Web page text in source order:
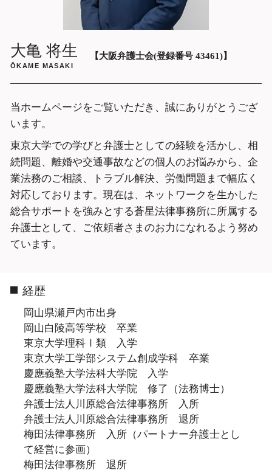
企業法務 弁護士 相談 大阪府
刑事事件 弁護士 相談 大阪市中央区
大亀 将生
ŌKAME MASAKI
【大阪弁護士会(登録番号 43461)】
当ホームページをご覧いただき、誠にありがとうござ
います。
東京大学での学びと弁護士としての経験を活かし、相
続問題、離婚や交通事故などの個人のお悩みから、企
業法務のご相談、トラブル解決、労働問題まで幅広く
対応しております。現在は、ネットワークを生かした
総合サポートを強みとする蒼星法律事務所に所属する
弁護士として、ご依頼者さまのお力になれるよう努め
ています。
経歴
岡山県瀬戸内市出身
岡山白陵高等学校 卒業
東京大学理科Ⅰ類 入学
東京大学工学部システム創成学科 卒業
慶應義塾大学法科大学院 入学
慶應義塾大学法科大学院 修了（法務博士）
弁護士法人川原総合法律事務所 入所
弁護士法人川原総合法律事務所 退所
梅田法律事務所 入所（パートナー弁護士とし
て経営に参画）
梅田法律事務所 退所